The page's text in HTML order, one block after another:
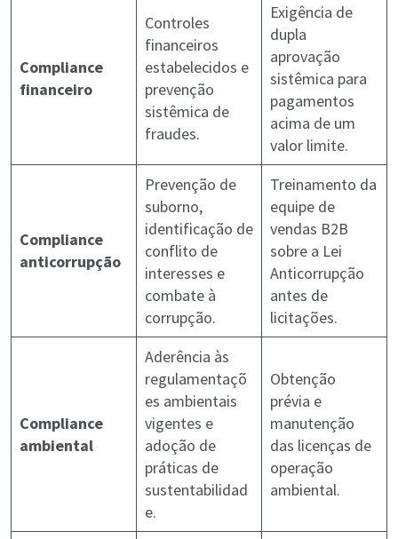
Compliance
financeiro
Controles
financeiros
estabelecidos e
prevenção
sistêmica de
fraudes.
Exigência de
dupla
aprovação
sistêmica para
pagamentos
acima de um
valor limite.
Compliance
anticorrupção
Prevenção de
suborno,
identificação de
conflito de
interesses e
combate à
corrupção.
Treinamento da
equipe de
vendas B2B
sobre a Lei
Anticorrupção
antes de
licitações.
Compliance
ambiental
Aderência às
regulamentaçõ
es ambientais
vigentes e
adoção de
práticas de
sustentabilidad
e.
Obtenção
prévia e
manutenção
das licenças de
operação
ambiental.